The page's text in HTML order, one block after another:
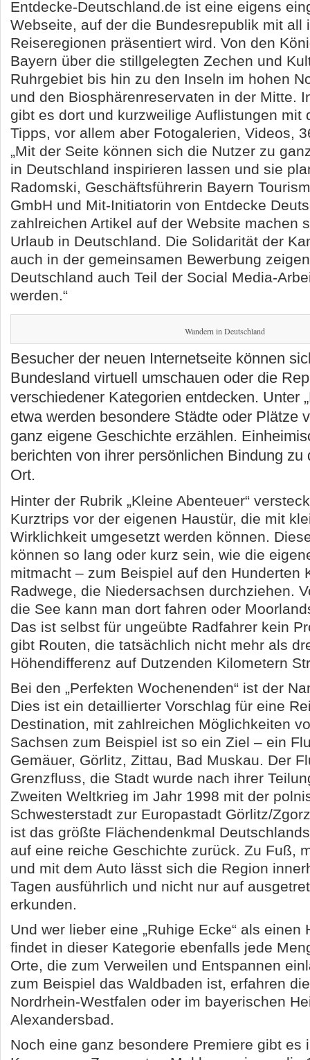
Entdecke-Deutschland.de ist eine eigens
Webseite, auf der die Bundesrepublik mit all
Reiseregionen präsentiert wird. Von den
Bayern über die stillgelegten Zechen und
Ruhrgebiet bis hin zu den Inseln im hohen
und den Biosphärenreservaten in der Mitte.
gibt es dort und kurzweilige Auflistungen mit
Tipps, vor allem aber Fotogalerien, Videos,
„Mit der Seite können sich die Nutzer zu
in Deutschland inspirieren lassen und sie
Radomski, Geschäftsführerin Bayern
GmbH und Mit-Initiatorin von Entdecke
zahlreichen Artikel auf der Website machen
Urlaub in Deutschland. Die Solidarität der
auch in der gemeinsamen Bewerbung
Deutschland auch Teil der Social Media-
werden.“
Wandern in Deutschland
Besucher der neuen Internetseite können
Bundesland virtuell umschauen oder die
verschiedener Kategorien entdecken. Unter
etwa werden besondere Städte oder Plätze
ganz eigene Geschichte erzählen.
berichten von ihrer persönlichen Bindung zu
Ort.
Hinter der Rubrik „Kleine Abenteuer“
Kurztrips vor der eigenen Haustür, die mit
Wirklichkeit umgesetzt werden können.
können so lang oder kurz sein, wie die
mitmacht – zum Beispiel auf den Hunderten
Radwege, die Niedersachsen durchziehen.
die See kann man dort fahren oder
Das ist selbst für ungeübte Radfahrer kein
gibt Routen, die tatsächlich nicht mehr als
Höhendifferenz auf Dutzenden Kilometern
Bei den „Perfekten Wochenenden“ ist der
Dies ist ein detaillierter Vorschlag für eine
Destination, mit zahlreichen Möglichkeiten
Sachsen zum Beispiel ist so ein Ziel – ein
Gemäuer, Görlitz, Zittau, Bad Muskau. Der
Grenzfluss, die Stadt wurde nach ihrer
Zweiten Weltkrieg im Jahr 1998 mit der
Schwesterstadt zur Europastadt Görlitz/
ist das größte Flächendenkmal
auf eine reiche Geschichte zurück. Zu Fuß,
und mit dem Auto lässt sich die Region
Tagen ausführlich und nicht nur auf
erkunden.
Und wer lieber eine „Ruhige Ecke“ als einen
findet in dieser Kategorie ebenfalls jede
Orte, die zum Verweilen und Entspannen
zum Beispiel das Waldbaden ist, erfahren
Nordrhein-Westfalen oder im bayerischen
Alexandersbad.
Noch eine ganz besondere Premiere gibt es